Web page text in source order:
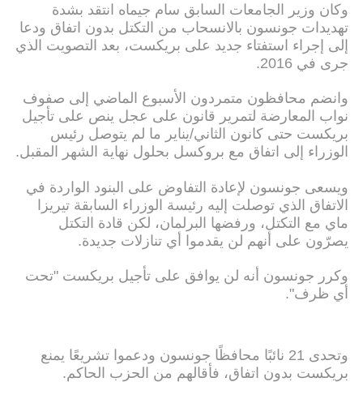
وكان وزير الجامعات السابق سام جيماه انتقد بشدة
تهديدات جونسون بالانسحاب من التكتل بدون اتفاق ودعا
إلى إجراء استفتاء جديد على بريكست، بعد التصويت الذي
جرى في 2016.
وانضم محافظون متمردون الأسبوع الماضي إلى صفوف
نواب المعارضة لتمرير قانون على عجل ينص على تأجيل
بريكست حتى كانون الثاني/يناير ما لم يتوصل رئيس
الوزراء إلى اتفاق مع بروكسل بحلول نهاية الشهر المقبل.
ويسعى جونسون لإعادة التفاوض على البنود الواردة في
الاتفاق الذي توصلت إليه رئيسة الوزراء السابقة تيريزا
ماي مع التكتل، ورفضها البرلمان، لكن قادة التكتل
يصرّون على أنهم لن يقدموا أي تنازلات جديدة.
وكرر جونسون أنه لن يوافق على تأجيل بريكست "تحت
أي ظرف".
وتحدى 21 نائبًا محافظًا جونسون ودعموا تشريعًا يمنع
بريكست بدون اتفاق، فأقالهم من الحزب الحاكم.